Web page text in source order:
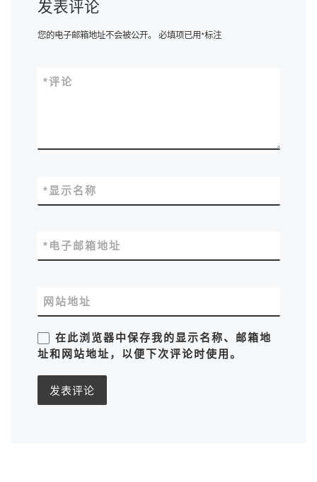
发表评论
您的电子邮箱地址不会被公开。 必填项已用*标注
评论
*
显示名称
*
电子邮箱地址
*
网站地址
在此浏览器中保存我的显示名称、邮箱地
址和网站地址，以便下次评论时使用。